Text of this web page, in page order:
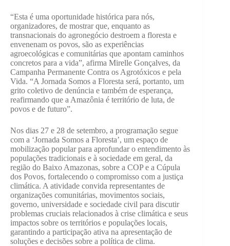
“Esta é uma oportunidade histórica para nós,
organizadores, de mostrar que, enquanto as
transnacionais do agronegócio destroem a floresta e
envenenam os povos, são as experiências
agroecológicas e comunitárias que apontam caminhos
concretos para a vida”, afirma Mirelle Gonçalves, da
Campanha Permanente Contra os Agrotóxicos e pela
Vida. “A Jornada Somos a Floresta será, portanto, um
grito coletivo de denúncia e também de esperança,
reafirmando que a Amazônia é território de luta, de
povos e de futuro”.
Nos dias 27 e 28 de setembro, a programação segue
com a ‘Jornada Somos a Floresta’, um espaço de
mobilização popular para aprofundar o entendimento às
populações tradicionais e à sociedade em geral, da
região do Baixo Amazonas, sobre a COP e a Cúpula
dos Povos, fortalecendo o compromisso com a justiça
climática. A atividade convida representantes de
organizações comunitárias, movimentos sociais,
governo, universidade e sociedade civil para discutir
problemas cruciais relacionados à crise climática e seus
impactos sobre os territórios e populações locais,
garantindo a participação ativa na apresentação de
soluções e decisões sobre a política de clima.